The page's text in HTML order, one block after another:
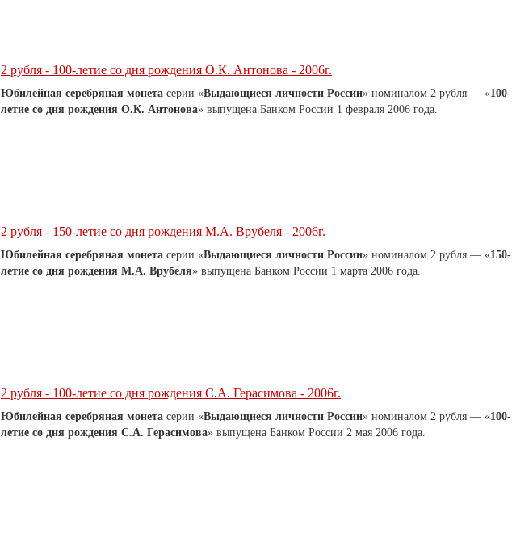
2 рубля - 100-летие со дня рождения О.К. Антонова - 2006г.
Юбилейная серебряная монета серии «Выдающиеся личности России» номиналом 2 рубля — «100-
летие со дня рождения О.К. Антонова» выпущена Банком России 1 февраля 2006 года.
2 рубля - 150-летие со дня рождения М.А. Врубеля - 2006г.
Юбилейная серебряная монета серии «Выдающиеся личности России» номиналом 2 рубля — «150-
летие со дня рождения М.А. Врубеля» выпущена Банком России 1 марта 2006 года.
2 рубля - 100-летие со дня рождения С.А. Герасимова - 2006г.
Юбилейная серебряная монета серии «Выдающиеся личности России» номиналом 2 рубля — «100-
летие со дня рождения С.А. Герасимова» выпущена Банком России 2 мая 2006 года.